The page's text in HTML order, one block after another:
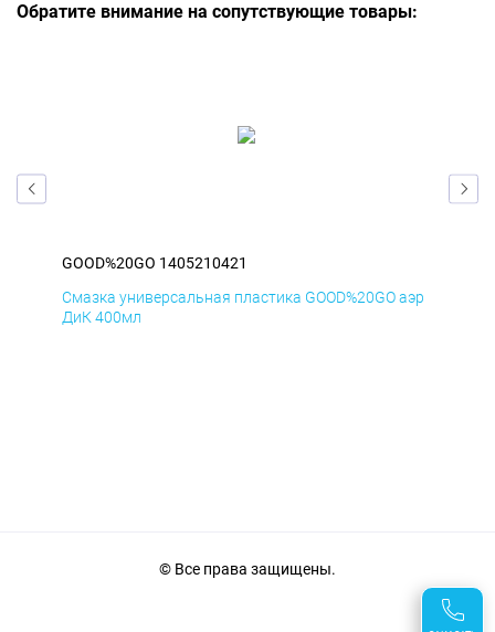
Обратите внимание на сопутствующие товары:
GOOD%20GO 1405210421
Смазка универсальная пластика GOOD%20GO аэр
ДиК 400мл
© Все права защищены.